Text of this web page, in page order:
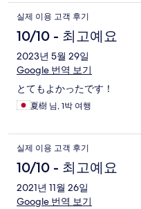
the ocean park and walking
Anyway, it's a brilliant villa. I
in Okinawa. Thanks again for
실제 이용 고객 후기
10/10 - 최고예요
2023년 5월 29일
Google 번역 보기
とてもよかったです！
夏樹 님, 1박 여행
실제 이용 고객 후기
10/10 - 최고예요
2021년 11월 26일
Google 번역 보기